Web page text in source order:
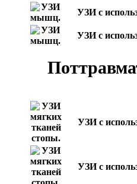
УЗИ с
УЗИ с
УЗИ с
УЗИ с